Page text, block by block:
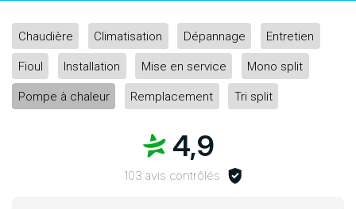
Chaudière Climatisation Dépannage Entretien
Fioul Installation Mise en service Mono split
Pompe à chaleur Remplacement Tri split
4,9
103 avis contrôlés